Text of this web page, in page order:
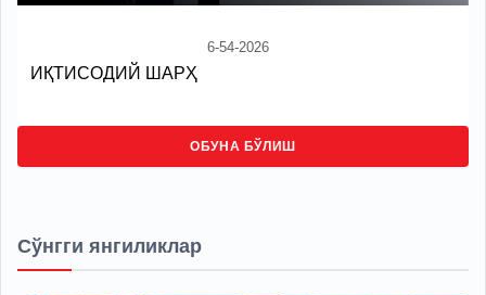
6-54-2026
ИҚТИСОДИЙ ШАРҲ
ОБУНА БЎЛИШ
Сўнгги янгиликлар